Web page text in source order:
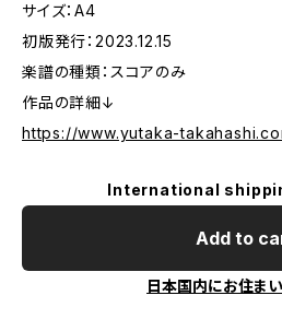
サイズ：A4
初版発行：2023.12.15
楽譜の種類：スコアのみ
作品の詳細↓
https://www.yutaka-
International
Add to
日本国内にお住ま